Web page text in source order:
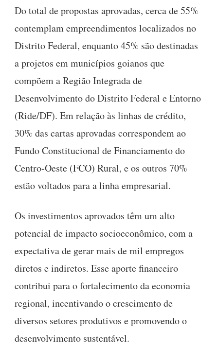
Do total de propostas aprovadas, cerca de 55%
contemplam empreendimentos localizados no
Distrito Federal, enquanto 45% são destinadas
a projetos em municípios goianos que
compõem a Região Integrada de
Desenvolvimento do Distrito Federal e Entorno
(Ride/DF). Em relação às linhas de crédito,
30% das cartas aprovadas correspondem ao
Fundo Constitucional de Financiamento do
Centro-Oeste (FCO) Rural, e os outros 70%
estão voltados para a linha empresarial.
Os investimentos aprovados têm um alto
potencial de impacto socioeconômico, com a
expectativa de gerar mais de mil empregos
diretos e indiretos. Esse aporte financeiro
contribui para o fortalecimento da economia
regional, incentivando o crescimento de
diversos setores produtivos e promovendo o
desenvolvimento sustentável.